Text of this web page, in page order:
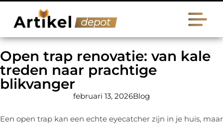
Open trap renovatie: van kale
treden naar prachtige
blikvanger
februari 13, 2026Blog
Een open trap kan een echte eyecatcher zijn in je huis, maar